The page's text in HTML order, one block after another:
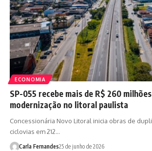
ECONOMIA
SP-055 recebe mais de R$ 260
modernização no litoral paulista
Concessionária Novo Litoral inicia obras de
ciclovias em 212…
Carla Fernandes25 de junho de 2026